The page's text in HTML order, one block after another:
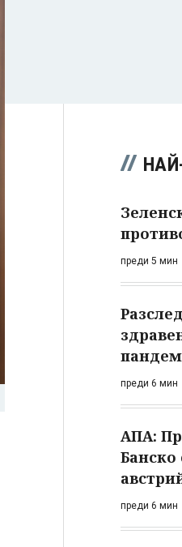
преди 5 мин
преди 6 мин
АПА:
Банско
преди 6 мин